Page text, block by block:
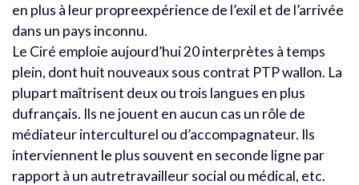
en plus à leur propreexpérience de l’exil et de l’arrivée
dans un pays inconnu.
Le Ciré emploie aujourd’hui 20 interprètes à temps
plein, dont huit nouveaux sous contrat PTP wallon. La
plupart maîtrisent deux ou trois langues en plus
dufrançais. Ils ne jouent en aucun cas un rôle de
médiateur interculturel ou d’accompagnateur. Ils
interviennent le plus souvent en seconde ligne par
rapport à un autretravailleur social ou médical, etc.